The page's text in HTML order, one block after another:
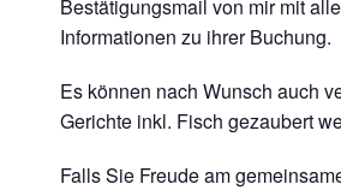
Bestätigungsmail von mir mit
Informationen zu ihrer Buchung.
Es können nach Wunsch auch
Gerichte inkl. Fisch gezaubert
Falls Sie Freude am